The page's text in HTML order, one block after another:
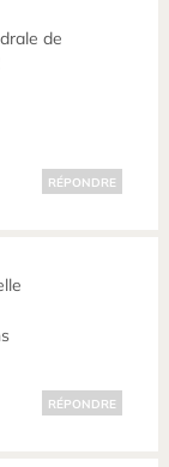
de
RÉPONDRE
RÉPONDRE